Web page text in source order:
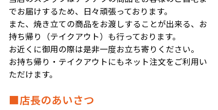
でお届けするため、日々頑張っております。
また、焼き立ての商品をお渡しすることが出来る、お
持ち帰り（テイクアウト）も行っております。
お近くに御用の際は是非一度お立ち寄りください。
お持ち帰り・テイクアウトにもネット注文をご利用い
ただけます。
■店長のあいさつ